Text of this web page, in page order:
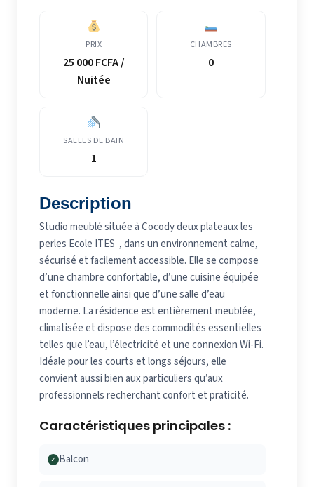
PRIX
25 000 FCFA /
Nuitée
CHAMBRES
0
SALLES DE BAIN
1
Description
Studio meublé située à Cocody deux plateaux les
perles Ecole ITES , dans un environnement calme,
sécurisé et facilement accessible. Elle se compose
d’une chambre confortable, d’une cuisine équipée
et fonctionnelle ainsi que d’une salle d’eau
moderne. La résidence est entièrement meublée,
climatisée et dispose des commodités essentielles
telles que l’eau, l’électricité et une connexion Wi-Fi.
Idéale pour les courts et longs séjours, elle
convient aussi bien aux particuliers qu’aux
professionnels recherchant confort et praticité.
Caractéristiques principales :
✓ Balcon